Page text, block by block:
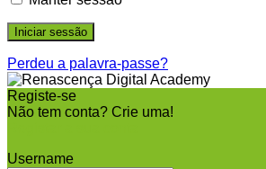
Perdeu a palavra-passe?
Registe-se
Não tem conta? Crie uma!
Username